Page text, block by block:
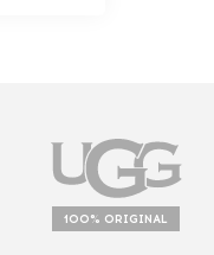
100% ORIGINAL